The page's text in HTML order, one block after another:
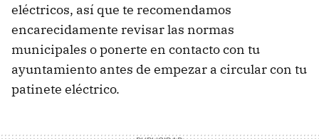
eléctricos, así que te recomendamos
encarecidamente revisar las normas
municipales o ponerte en contacto con tu
ayuntamiento antes de empezar a circular con tu
patinete eléctrico.